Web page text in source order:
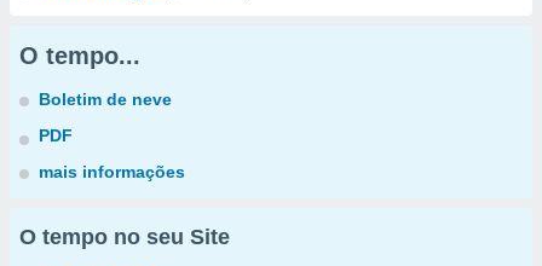
O tempo...
Boletim de neve
PDF
mais informações
O tempo no seu Site